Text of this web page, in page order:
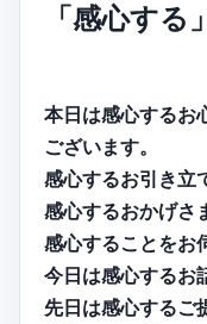
「感心する
本日は感心するお
ございます。
感心するお引き立
感心するおかげさ
感心することをお
今日は感心するお
先日は感心するご